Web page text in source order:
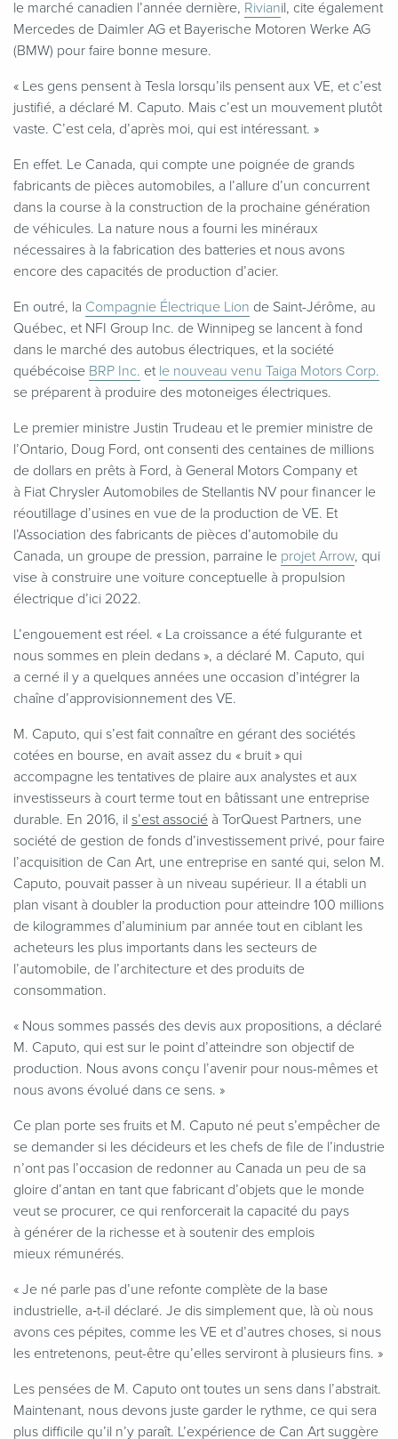
le marché canadien l’année dernière, Rivianil, cite également
Mercedes de Daimler AG et Bayerische Motoren Werke AG
(BMW) pour faire bonne mesure.
« Les gens pensent à Tesla lorsqu’ils pensent aux VE, et c’est
justifié, a déclaré M. Caputo. Mais c’est un mouvement plutôt
vaste. C’est cela, d’après moi, qui est intéressant. »
En effet. Le Canada, qui compte une poignée de grands
fabricants de pièces automobiles, a l’allure d’un concurrent
dans la course à la construction de la prochaine génération
de véhicules. La nature nous a fourni les minéraux
nécessaires à la fabrication des batteries et nous avons
encore des capacités de production d’acier.
En outré, la Compagnie Électrique Lion de Saint-Jérôme, au
Québec, et NFI Group Inc. de Winnipeg se lancent à fond
dans le marché des autobus électriques, et la société
québécoise BRP Inc. et le nouveau venu Taiga Motors Corp.
se préparent à produire des motoneiges électriques.
Le premier ministre Justin Trudeau et le premier ministre de
l’Ontario, Doug Ford, ont consenti des centaines de millions
de dollars en prêts à Ford, à General Motors Company et
à Fiat Chrysler Automobiles de Stellantis NV pour financer le
réoutillage d’usines en vue de la production de VE. Et
l’Association des fabricants de pièces d’automobile du
Canada, un groupe de pression, parraine le projet Arrow, qui
vise à construire une voiture conceptuelle à propulsion
électrique d’ici 2022.
L’engouement est réel. « La croissance a été fulgurante et
nous sommes en plein dedans », a déclaré M. Caputo, qui
a cerné il y a quelques années une occasion d’intégrer la
chaîne d’approvisionnement des VE.
M. Caputo, qui s’est fait connaître en gérant des sociétés
cotées en bourse, en avait assez du « bruit » qui
accompagne les tentatives de plaire aux analystes et aux
investisseurs à court terme tout en bâtissant une entreprise
durable. En 2016, il s’est associé à TorQuest Partners, une
société de gestion de fonds d’investissement privé, pour faire
l’acquisition de Can Art, une entreprise en santé qui, selon M.
Caputo, pouvait passer à un niveau supérieur. Il a établi un
plan visant à doubler la production pour atteindre 100 millions
de kilogrammes d’aluminium par année tout en ciblant les
acheteurs les plus importants dans les secteurs de
l’automobile, de l’architecture et des produits de
consommation.
« Nous sommes passés des devis aux propositions, a déclaré
M. Caputo, qui est sur le point d’atteindre son objectif de
production. Nous avons conçu l’avenir pour nous-mêmes et
nous avons évolué dans ce sens. »
Ce plan porte ses fruits et M. Caputo né peut s’empêcher de
se demander si les décideurs et les chefs de file de l’industrie
n’ont pas l’occasion de redonner au Canada un peu de sa
gloire d’antan en tant que fabricant d’objets que le monde
veut se procurer, ce qui renforcerait la capacité du pays
à générer de la richesse et à soutenir des emplois
mieux rémunérés.
« Je né parle pas d’une refonte complète de la base
industrielle, a‑t-il déclaré. Je dis simplement que, là où nous
avons ces pépites, comme les VE et d’autres choses, si nous
les entretenons, peut-être qu’elles serviront à plusieurs fins. »
Les pensées de M. Caputo ont toutes un sens dans l’abstrait.
Maintenant, nous devons juste garder le rythme, ce qui sera
plus difficile qu’il n’y paraît. L’expérience de Can Art suggère